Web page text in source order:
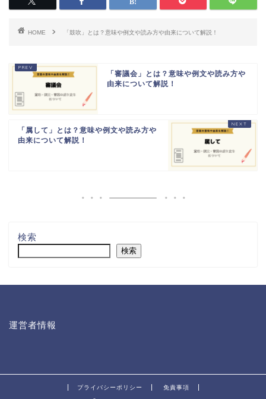
HOME 「鼓吹」とは？意味や例文や読み方や由来について解説！
「審議会」とは？意味や例文や読み方や
由来について解説！
「属して」とは？意味や例文や読み方や
由来について解説！
検索
検索
運営者情報
プライバシーポリシー 免責事項